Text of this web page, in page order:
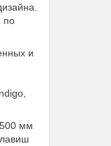
по
и
мм